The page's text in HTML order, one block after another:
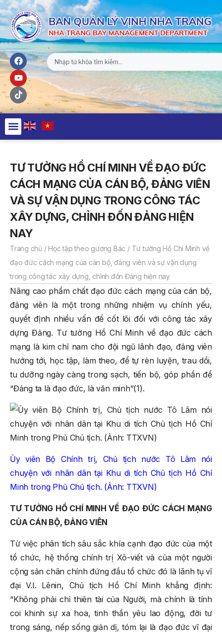
TƯ TƯỞNG HỒ CHÍ MINH VỀ ĐẠO ĐỨC
CÁCH MẠNG CỦA CÁN BỘ, ĐẢNG VIÊN
VÀ SỰ VẬN DỤNG TRONG CÔNG TÁC
XÂY DỰNG, CHỈNH ĐỐN ĐẢNG HIỆN
NAY
Trang chủ / Học tập theo gương Bác / Tư tưởng Hồ Chí Minh về
đạo đức cách mạng của cán bộ, đảng viên và sự vận dụng
trong công tác xây dựng, chỉnh đốn Đảng hiện nay
Nâng cao phẩm chất đạo đức cách mạng của cán bộ,
đảng viên là một trong những nhiệm vụ chính yếu,
quyết định nhiều vấn đề cốt lõi đối với công tác xây
dựng Đảng. Tư tưởng Hồ Chí Minh về đạo đức cách
mạng là kim chỉ nam cho đội ngũ lãnh đạo, đảng viên
hướng tới, học tập, làm theo, để tự rèn luyện, trau dồi,
tu dưỡng ngày càng trong sạch, tiến bộ, góp phần để
“Đảng ta là đạo đức, là văn minh”(1).
Ủy viên Bộ Chính trị, Chủ tịch nước Tô Lâm nói
chuyện với nhân dân tại Khu di tích Chủ tịch Hồ Chí
Minh trong Phủ Chủ tịch. (Ảnh: TTXVN)
TƯ TƯỞNG HỒ CHÍ MINH VỀ ĐẠO ĐỨC CÁCH MẠNG
CỦA CÁN BỘ, ĐẢNG VIÊN
Từ việc phân tích sâu sắc khía cạnh đạo đức của một
tổ chức, hệ thống chính trị Xô-viết và của một người
cộng sản chân chính đứng đầu tổ chức đó là lãnh tụ vĩ
đại V.I. Lênin, Chủ tịch Hồ Chí Minh khẳng định:
“Không phải chỉ thiên tài của Người, mà chính là tính
coi khinh sự xa hoa, tinh thần yêu lao động, đời tư
trong sáng, nếp sống giản dị, tóm lại là đạo đức vĩ đại